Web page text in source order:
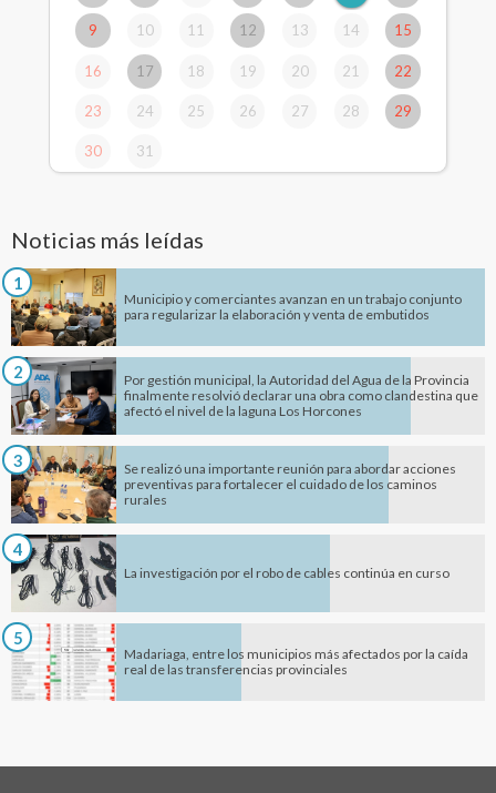
9 10 11 12 13 14 15
16 17 18 19 20 21 22
23 24 25 26 27 28 29
30 31
Noticias más leídas
1
Municipio y comerciantes avanzan en un trabajo conjunto
para regularizar la elaboración y venta de embutidos
2
Por gestión municipal, la Autoridad del Agua de la Provincia
finalmente resolvió declarar una obra como clandestina que
afectó el nivel de la laguna Los Horcones
3
Se realizó una importante reunión para abordar acciones
preventivas para fortalecer el cuidado de los caminos
rurales
4
La investigación por el robo de cables continúa en curso
5
Madariaga, entre los municipios más afectados por la caída
real de las transferencias provinciales